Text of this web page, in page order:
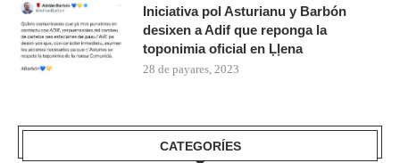
Iniciativa pol Asturianu y Barbón
desixen a Adif que reponga la
toponimia oficial en Ḷḷena
28 de payares, 2023
CATEGORÍES